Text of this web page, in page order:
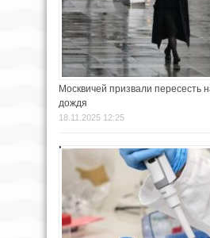
Москвичей призвали пересесть
дождя
18.11.2025 12:25